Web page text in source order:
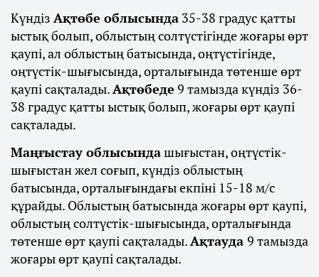
Күндіз Ақтөбе облысында 35-38 градус қатты
ыстық болып, облыстың солтүстігінде жоғары өрт
қаупі, ал облыстың батысында, оңтүстігінде,
оңтүстік-шығысында, орталығында төтенше өрт
қаупі сақталады.Ақтөбеде 9 тамызда күндіз 36-
38 градус қатты ыстық болып, жоғары өрт қаупі
сақталады.
Маңғыстау облысындашығыстан, оңтүстік-
шығыстан жел соғып, күндіз облыстың
батысында, орталығындағы екпіні 15-18 м/с
құрайды. Облыстың батысында жоғары өрт қаупі,
облыстың солтүстік-шығысында, орталығында
төтенше өрт қаупі сақталады.Ақтауда 9 тамызда
жоғары өрт қаупі сақталады.